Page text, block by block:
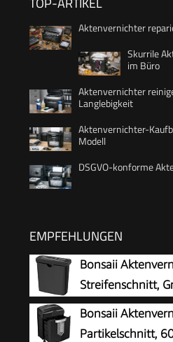
Aktenvernichter
Skurrile
im Büro
Aktenvernichter
Langlebigkeit
Aktenvernichter-
Modell
DSGVO-konforme
EMPFEHLUNGEN
Bonsaii
Streifenschnitt,
Bonsaii
Partikelschnitt,